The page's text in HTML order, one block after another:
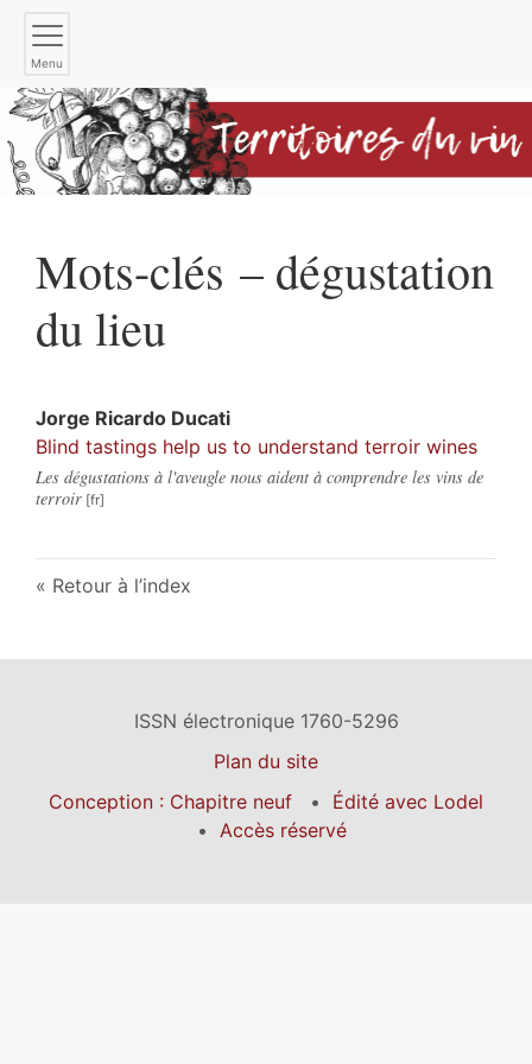
Menu
Mots-clés – dégustation
du lieu
Jorge Ricardo Ducati
Blind tastings help us to understand terroir wines
Les dégustations à l'aveugle nous aident à comprendre les vins de
terroir
Retour à l’index
ISSN électronique 1760-5296
Plan du site
Conception : Chapitre neuf
Édité avec Lodel
Accès réservé